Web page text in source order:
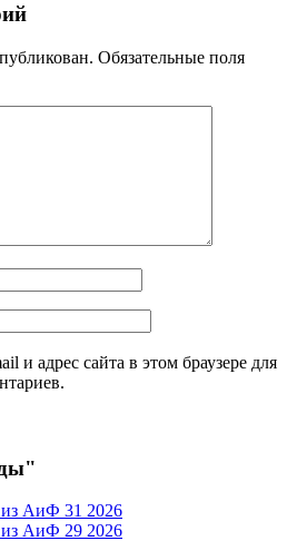
Обязательные поля
и адрес сайта в этом браузере для
АиФ 31 2026
АиФ 29 2026